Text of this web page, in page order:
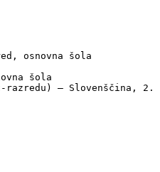
osnovna šola
šola
— Slovenščina, 2.